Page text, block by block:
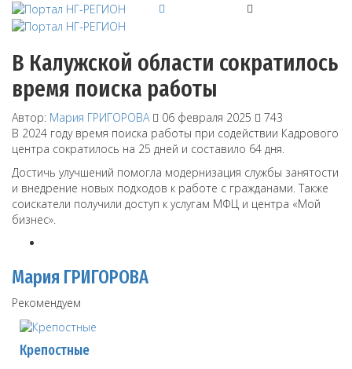
В Калужской области сократилось
время поиска работы
Автор: Мария ГРИГОРОВА 06 февраля 2025
743
В 2024 году время поиска работы при содействии Кадрового
центра сократилось на 25 дней и составило 64 дня.
Достичь улучшений помогла модернизация службы занятости
и внедрение новых подходов к работе с гражданами. Также
соискатели получили доступ к услугам МФЦ и центра «Мой
бизнес».
Мария ГРИГОРОВА
Рекомендуем
Крепостные